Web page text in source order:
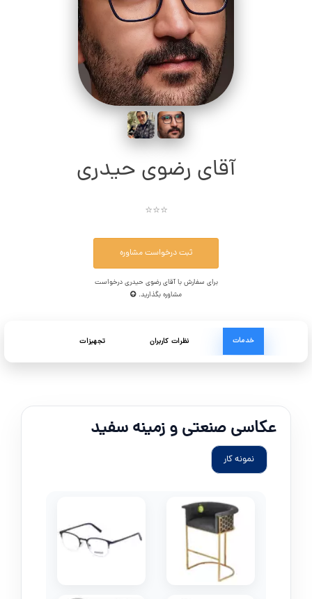
آقای رضوی حیدری
⭐⭐⭐
ثبت درخواست مشاوره
برای سفارش با آقای رضوی حیدری درخواست
مشاوره بگذارید.
خدمات نظرات کاربران تجهیزات
عکاسی صنعتی و زمینه سفید
نمونه کار